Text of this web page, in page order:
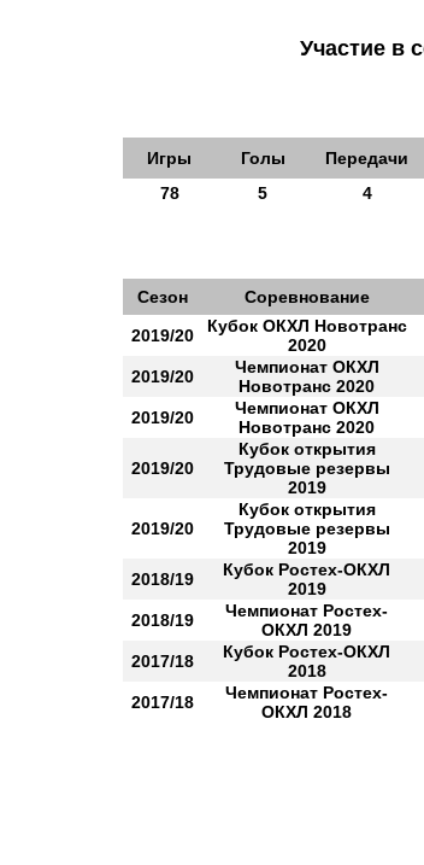
Участие в
Игры Голы Передачи
78
5 4
Сезон Соревнование
2019/20
Кубок ОКХЛ Новотранс
2020
2019/20
Чемпионат ОКХЛ
Новотранс 2020
2019/20
Чемпионат ОКХЛ
Новотранс 2020
2019/20
Кубок открытия
Трудовые резервы
2019
2019/20
Кубок открытия
Трудовые резервы
2019
2018/19
Кубок Ростех-ОКХЛ
2019
2018/19
Чемпионат Ростех-
ОКХЛ 2019
2017/18
Кубок Ростех-ОКХЛ
2018
2017/18
Чемпионат Ростех-
ОКХЛ 2018